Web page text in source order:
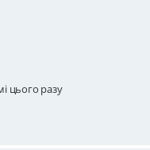
цього разу